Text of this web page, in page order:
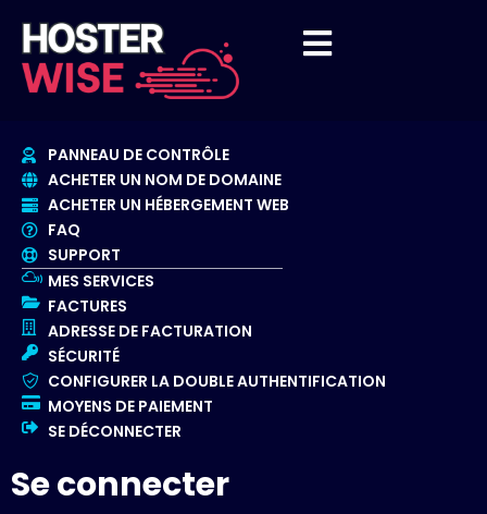
PANNEAU DE CONTRÔLE
ACHETER UN NOM DE DOMAINE
ACHETER UN HÉBERGEMENT WEB
FAQ
SUPPORT
MES SERVICES
FACTURES
ADRESSE DE FACTURATION
SÉCURITÉ
CONFIGURER LA DOUBLE AUTHENTIFICATION
MOYENS DE PAIEMENT
SE DÉCONNECTER
Se connecter